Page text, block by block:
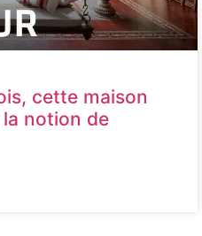
cette maison
notion de